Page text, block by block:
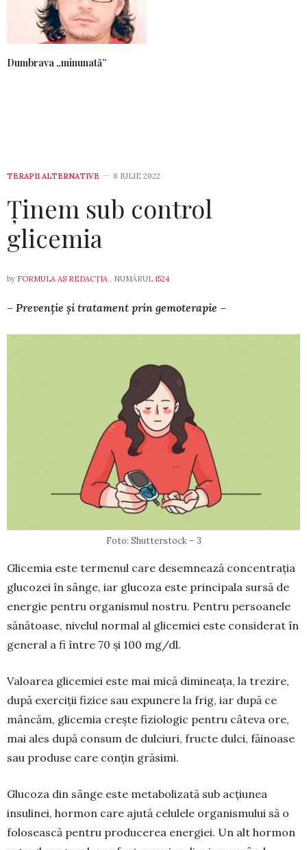
Dumbrava „minunată”
TERAPII ALTERNATIVE 8 IULIE 2022
Ținem sub control
glicemia
by FORMULA AS REDACȚIA , NUMĂRUL 1524
– Prevenție și tratament prin gemoterapie –
Foto: Shutterstock – 3
Glicemia este termenul care desemnează concentrația
glucozei în sânge, iar glu­coza este principala sursă de
energie pen­tru organismul nostru. Pentru persoanele
sănă­toase, nivelul normal al glicemiei este considerat în
general a fi între 70 şi 100 mg/dl.
Valoarea glicemiei este mai mică dimineața, la trezire,
după exerciții fizice sau expunere la frig, iar după ce
mâncăm, glicemia crește fiziologic pen­tru câteva ore,
mai ales după consum de dulciuri, fructe dulci, făinoase
sau pro­duse care conţin grăsimi.
Glucoza din sânge este meta­bolizată sub acțiunea
insulinei, hormon care ajută celulele orga­nismului să o
folosească pentru producerea energiei. Un alt hor­mon